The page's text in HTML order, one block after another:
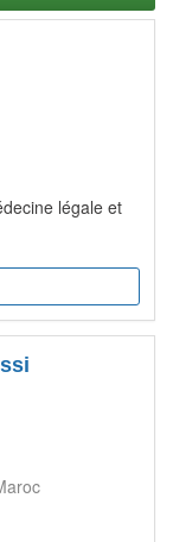
légale et